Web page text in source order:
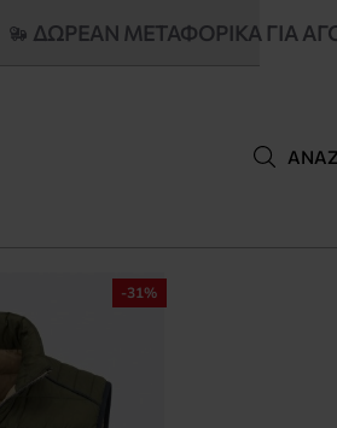
ΔΩΡΕΑΝ ΜΕΤΑΦΟΡΙΚΆ ΓΙΑ
-31%